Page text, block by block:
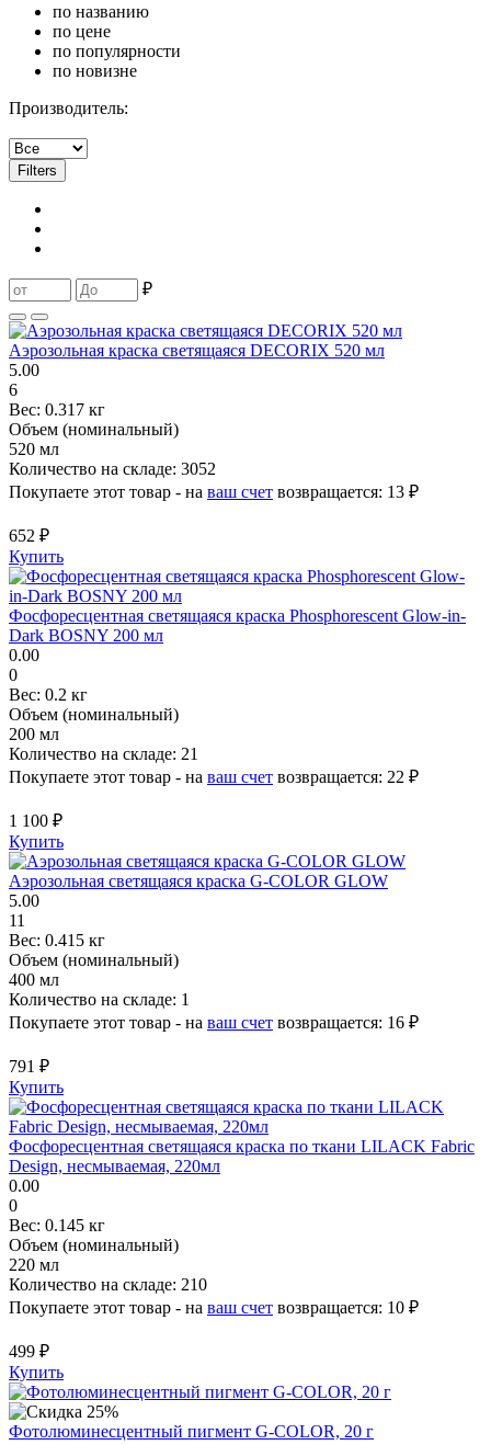
по названию
по цене
по популярности
по новизне
Производитель:
Filters
₽
Аэрозольная краска светящаяся DECORIX 520 мл
5.00
6
Вес: 0.317 кг
Объем (номинальный)
520 мл
Количество на складе: 3052
Покупаете этот товар - на ваш счет возвращается: 13 ₽
652 ₽
Купить
Фосфоресцентная светящаяся краска Phosphorescent Glow-in-
Dark BOSNY 200 мл
0.00
0
Вес: 0.2 кг
Объем (номинальный)
200 мл
Количество на складе: 21
Покупаете этот товар - на ваш счет возвращается: 22 ₽
1 100 ₽
Купить
Аэрозольная светящаяся краска G-COLOR GLOW
5.00
11
Вес: 0.415 кг
Объем (номинальный)
400 мл
Количество на складе: 1
Покупаете этот товар - на ваш счет возвращается: 16 ₽
791 ₽
Купить
Фосфоресцентная светящаяся краска по ткани LILACK Fabric
Design, несмываемая, 220мл
0.00
0
Вес: 0.145 кг
Объем (номинальный)
220 мл
Количество на складе: 210
Покупаете этот товар - на ваш счет возвращается: 10 ₽
499 ₽
Купить
Фотолюминесцентный пигмент G-COLOR, 20 г